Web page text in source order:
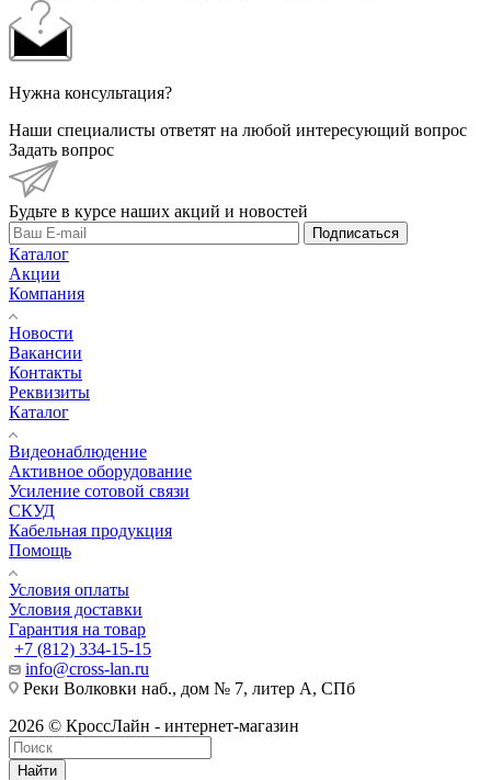
Нужна консультация?
Наши специалисты ответят на любой интересующий вопрос
Задать вопрос
Будьте в курсе наших акций и новостей
Подписаться
Каталог
Акции
Компания
Новости
Вакансии
Контакты
Реквизиты
Каталог
Видеонаблюдение
Активное оборудование
Усиление сотовой связи
СКУД
Кабельная продукция
Помощь
Условия оплаты
Условия доставки
Гарантия на товар
+7 (812) 334-15-15
info@cross-lan.ru
Реки Волковки наб., дом № 7, литер А, СПб
2026 © КроссЛайн - интернет-магазин
Найти